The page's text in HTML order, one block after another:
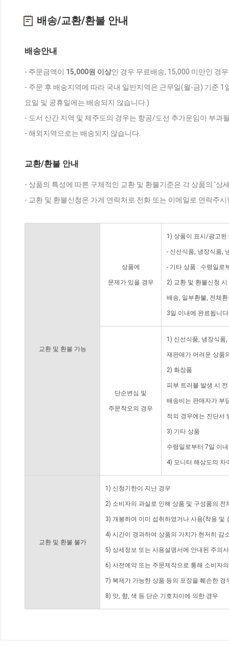
배송/교환/환불 안내
배송안내
- 주문금액이 15,000원 이상인 경우 무료배송, 15,000 미만인 경
- 주문 후 배송지역에 따라 국내 일반지역은 근무일(월-금) 기준
요일 및 공휴일에는 배송되지 않습니다.)
- 도서 산간 지역 및 제주도의 경우는 항공/도선 추가운임이 부과
- 해외지역으로는 배송되지 않습니다.
교환/환불 안내
- 상품의 특성에 따른 구체적인 교환 및 환불기준은 각 상품의 '상
- 교환 및 환불신청은 가게 연락처로 전화 또는 이메일로 연락주
교환 및 환불 가능
상품에
문제가 있을 경우
1) 상품이 표시/광고된
- 신선식품, 냉장식품,
- 기타 상품 : 수령일로
2) 교환 및 환불신청
배송, 일부환불, 전체
3일 이내에 완료됩니
단순변심 및
주문착오의 경우
1) 신선식품, 냉장식품
재판매가 어려운 상품
2) 화장품
피부 트러블 발생 시
배송비는 판매자가 부
적의 경우에는 진단서
3) 기타 상품
수령일로부터 7일 이
4) 모니터 해상도의 차
교환 및 환불 불가
1) 신청기한이 지난 경우
2) 소비자의 과실로 인해 상품 및 구성품의
3) 개봉하여 이미 섭취하였거나 사용(착용 및
4) 시간이 경과하여 상품의 가치가 현저히 감
5) 상세정보 또는 사용설명서에 안내된 주의
6) 사전예약 또는 주문제작으로 통해 소비자
7) 복제가 가능한 상품 등의 포장을 훼손한 경
8) 맛, 향, 색 등 단순 기호차이에 의한 경우